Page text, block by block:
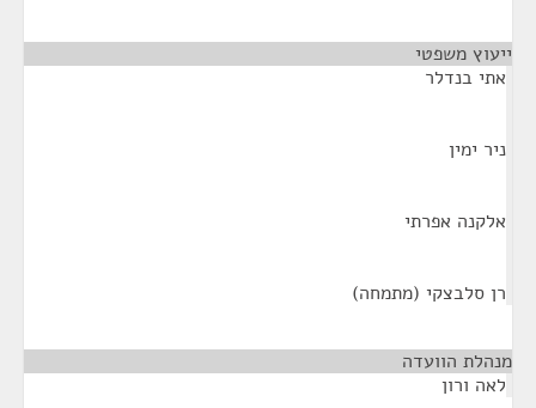
ייעוץ משפטי
אתי בנדלר
ניר ימין
אלקנה אפרתי
רן סלבצקי (מתמחה)
מנהלת הוועדה
לאה ורון